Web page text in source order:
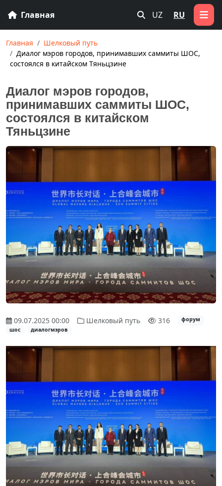
Главная UZ RU
Главная
Шелковый путь
Диалог мэров городов, принимавших саммиты ШОС,
состоялся в китайском Тяньцзине
Диалог мэров городов,
принимавших саммиты ШОС,
состоялся в китайском
Тяньцзине
09.07.2025 00:00 Шелковый путь 316
форум
шос
диалогмэров